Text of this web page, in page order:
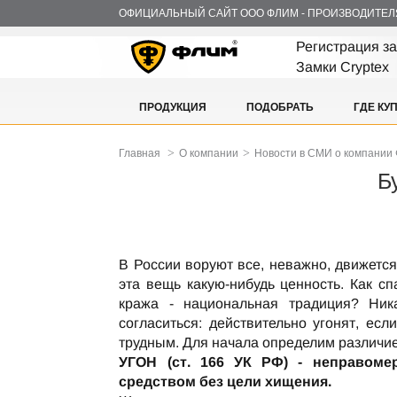
ОФИЦИАЛЬНЫЙ САЙТ ООО ФЛИМ -
Регистрация
Замки Cryptex
ПРОДУКЦИЯ ПОДОБРАТЬ ГДЕ
Главная > О компании > Новости в СМИ о
В России воруют все, неважно,
эта вещь какую-нибудь ценность. Как
кража - национальная традиция?
согласиться: действительно угонят,
трудным. Для начала определим
УГОН (ст. 166 УК РФ) -
средством без цели хищения.